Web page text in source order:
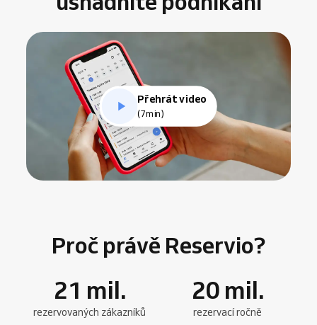
Přehrát video
(7min)
Proč právě Reservio?
21 mil.
rezervovaných zákazníků
20 mil.
rezervací ročně